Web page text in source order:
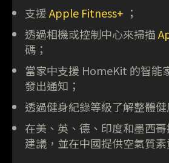
支援Apple Fitness+ ；
透過相機或控制中心來掃描
碼；
當家中支援 HomeKit 的智能
發出通知；
透過健身紀錄等級了解整體健
在美、英、德、印度和墨西
建議，並在中國提供空氣質素